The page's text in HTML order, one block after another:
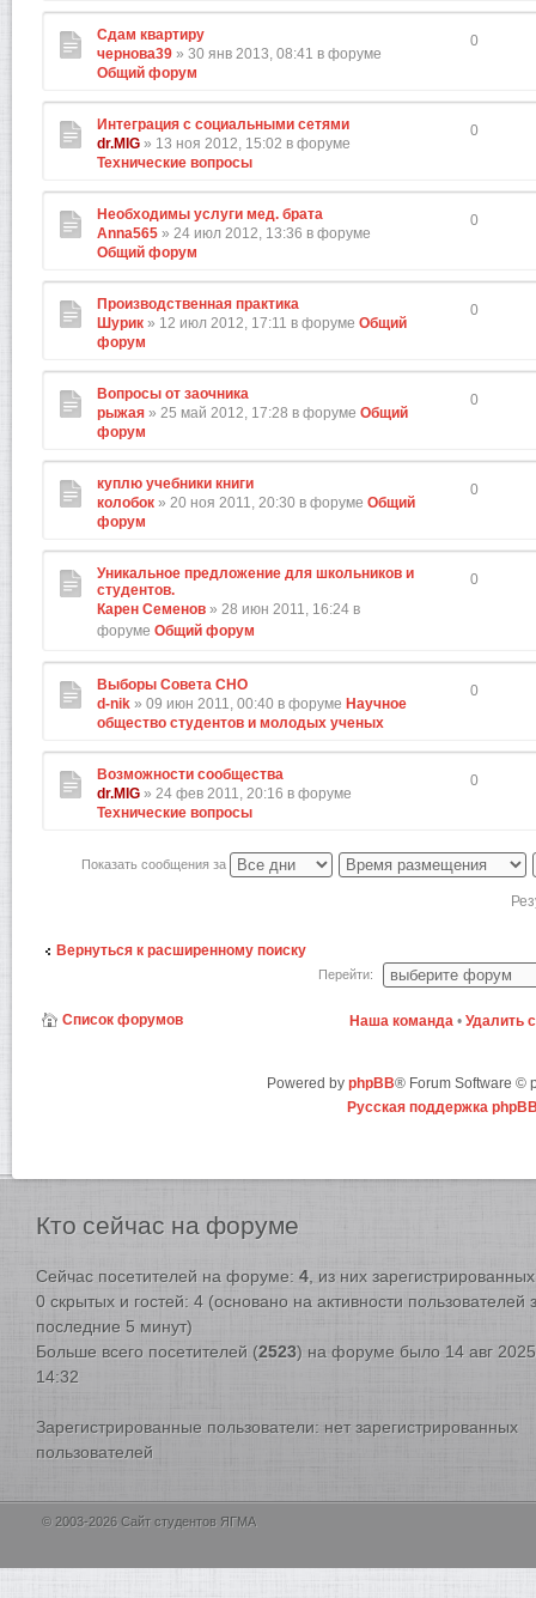
Сдам квартиру
чернова39 » 30 янв 2013, 08:41 в форуме
Общий форум
0
Интеграция с социальными сетями
dr.MIG » 13 ноя 2012, 15:02 в форуме
Технические вопросы
0
Необходимы услуги мед. брата
Anna565 » 24 июл 2012, 13:36 в форуме
Общий форум
0
Производственная практика
Шурик » 12 июл 2012, 17:11 в форуме Общий
форум
0
Вопросы от заочника
рыжая » 25 май 2012, 17:28 в форуме Общий
форум
0
куплю учебники книги
колобок » 20 ноя 2011, 20:30 в форуме Общий
форум
0
Уникальное предложение для школьников и
студентов.
Карен Семенов » 28 июн 2011, 16:24 в
форуме Общий форум
0
Выборы Совета СНО
d-nik » 09 июн 2011, 00:40 в форуме Научное
общество студентов и молодых ученых
0
Возможности сообщества
dr.MIG » 24 фев 2011, 20:16 в форуме
Технические вопросы
0
Показать сообщения за
Вернуться к расширенному поиску
Перейти:
Список форумов Наша команда • Удалить
Powered by phpBB® Forum Software ©
Русская поддержка
Кто сейчас на форуме
Сейчас посетителей на форуме: 4 , из них
0 скрытых и гостей: 4 (основано на активности пользователей
последние 5 минут)
Больше всего посетителей (2523) на форуме было 14 авг
14:32
Зарегистрированные пользователи: нет зарегистрированных
пользователей
© 2003-2026 Сайт студентов ЯГМА